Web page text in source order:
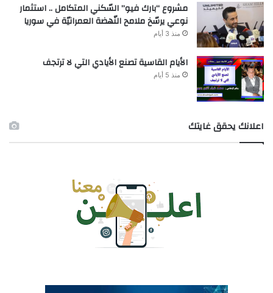
مشروع “بارك فيو” السّكني المتكامل .. استثمار
نوعي يرسّخ ملامح النّهضة العمرانيّة في سوريا
منذ 3 أيام
الأيام القاسية تصنع الأيادي التي لا ترتجف
منذ 5 أيام
اعلانك يحقق غايتك